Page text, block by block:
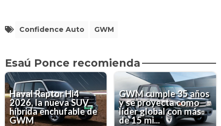
Confidence Auto GWM
Esaú Ponce recomienda
Haval Raptor Hi4
2026, la nueva SUV
híbrida enchufable de
GWM
GWM cumple 35 años
y se proyecta como
líder global con más
de 15 mi...